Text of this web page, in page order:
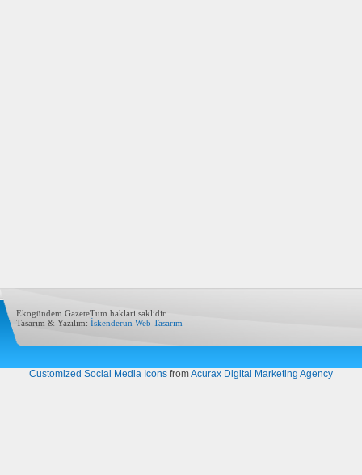
Ekogündem GazeteTum haklari saklidir.
Tasarım & Yazılım: İskenderun Web Tasarım
Customized Social Media Icons fromAcurax Digital Marketing Agency